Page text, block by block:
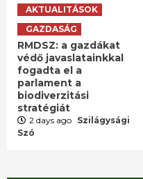
AKTUALITÁSOK
GAZDASÁG
RMDSZ: a gazdákat
védő javaslatainkkal
fogadta el a
parlament a
biodiverzitási
stratégiát
2 days ago Szilágysági
Szó